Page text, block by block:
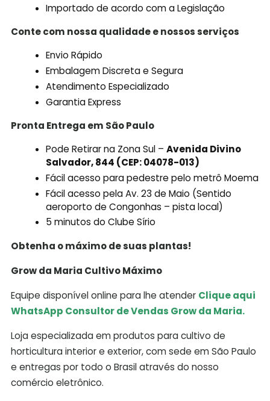
Importado de acordo com a Legislação
Conte com nossa qualidade e nossos serviços
Envio Rápido
Embalagem Discreta e Segura
Atendimento Especializado
Garantia Express
Pronta Entrega em São Paulo
Pode Retirar na Zona Sul –Avenida Divino
Salvador, 844 (CEP: 04078-013)
Fácil acesso para pedestre pelo metrô Moema
Fácil acesso pela Av. 23 de Maio (Sentido
aeroporto de Congonhas – pista local)
5 minutos do Clube Sírio
Obtenha o máximo de suas plantas!
Grow da Maria Cultivo Máximo
Equipe disponível online para lhe atender Clique aqui
WhatsApp Consultor de Vendas Grow da Maria.
Loja especializada em produtos para cultivo de
horticultura interior e exterior, com sede em São Paulo
e entregas por todo o Brasil através do nosso
comércio eletrônico.